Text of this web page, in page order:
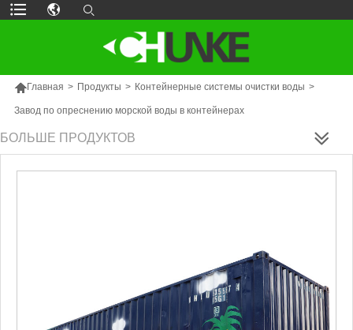
Главная > Продукты > Контейнерные системы очистки воды >
Завод по опреснению морской воды в контейнерах
БОЛЬШЕ ПРОДУКТОВ